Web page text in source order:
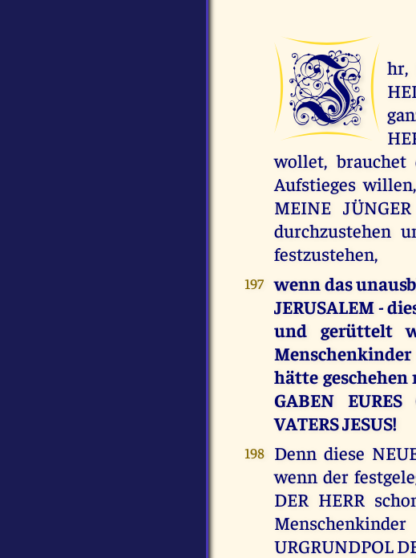
I
hr,
wollet, brauchet
Aufstieges
MEINE
durchzustehen
festzustehen,
197 wenn das
JERUSALEM -
und gerüttelt
hätte geschehen
GABEN
VATERS JESUS!
198 Denn diese
wenn der
DER HERR
URGRUNDPOL